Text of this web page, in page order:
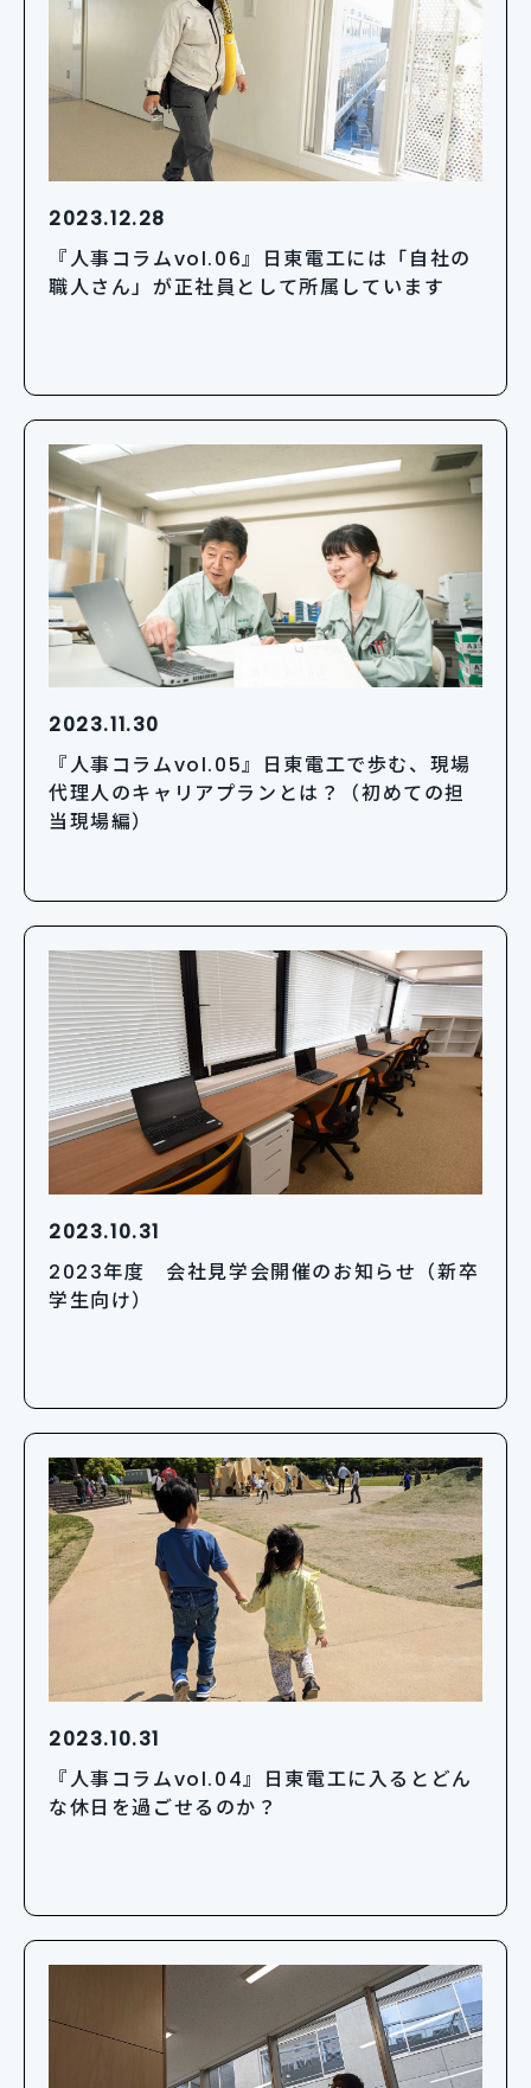
2023.12.28
『人事コラムvol.06』日東電工には「自社の
職人さん」が正社員として所属しています
2023.11.30
『人事コラムvol.05』日東電工で歩む、現場
代理人のキャリアプランとは？（初めての担
当現場編）
2023.10.31
2023年度 会社見学会開催のお知らせ（新卒
学生向け）
2023.10.31
『人事コラムvol.04』日東電工に入るとどん
な休日を過ごせるのか？